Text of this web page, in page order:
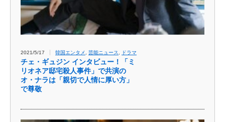
2021/5/17 韓国エンタメ 芸能ニュース ドラマ
チェ・ギュジン インタビュー！「ミ
リオネア邸宅殺人事件」で共演の
オ・ナラは「親切で人情に厚い方」
で尊敬